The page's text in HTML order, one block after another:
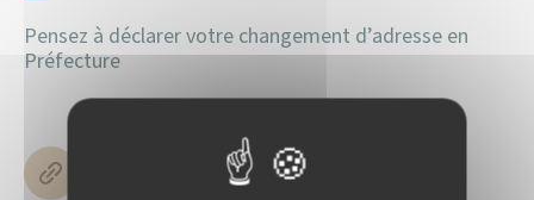
Pensez à déclarer votre changement d’adresse en
Préfecture
Nous vous guidons dans vos démarches